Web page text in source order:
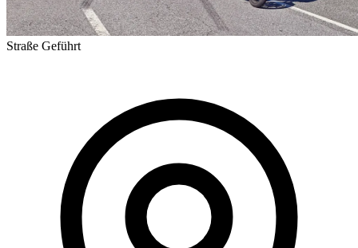
Straße Geführt